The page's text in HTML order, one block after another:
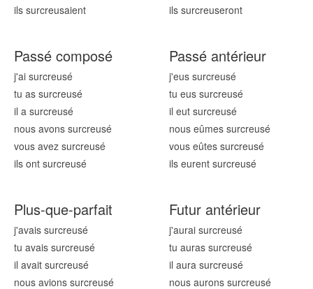
ils surcreusaient
ils surcreuseront
Passé composé
j'ai surcreusé
tu as surcreusé
il a surcreusé
nous avons surcreusé
vous avez surcreusé
ils ont surcreusé
Passé antérieur
j'eus surcreusé
tu eus surcreusé
il eut surcreusé
nous eûmes surcreusé
vous eûtes surcreusé
ils eurent surcreusé
Plus-que-parfait
j'avais surcreusé
tu avais surcreusé
il avait surcreusé
nous avions surcreusé
Futur antérieur
j'aurai surcreusé
tu auras surcreusé
il aura surcreusé
nous aurons surcreusé